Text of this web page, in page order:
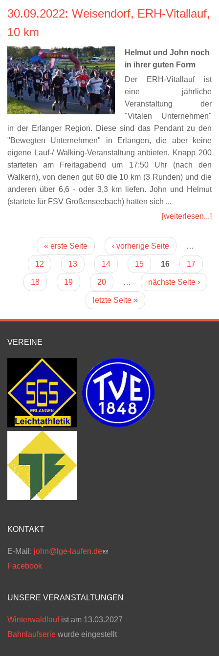
30.09.2022: Weisendorf, ERH-Vitallauf,
10 km
Helmut und John noch
in ihrer guten Form
Der ERH-Vitallauf ist
eine jährliche
Veranstaltung der
"Vitalen Unternehmen"
in der Erlanger Region. Diese sind das Pendant zu den
"Bewegten Unternehmen" in Erlangen, die aber keine
eigene Lauf-/ Walking-Veranstaltung anbieten. Knapp 200
starteten am Freitagabend um 17:50 Uhr (nach den
Walkern), von denen gut 60 die 10 km (3 Runden) und die
anderen über 6,6 - oder 3,3 km liefen. John und Helmut
(startete für FSV Großenseebach) hatten sich ...
[weiterlesen...]
Seiten « erste Seite ‹ vorherige Seite …
12 13 14 15 16 17
18 19 20 … nächste Seite ›
letzte Seite »
VEREINE
KONTAKT
E-Mail: john@lge-laufen.de(link sends e-mail)
Facebook
UNSERE VERANSTALTUNGEN
Winterwaldlaufist am 13.03.2027
Bahnlaufserie wurde eingestellt